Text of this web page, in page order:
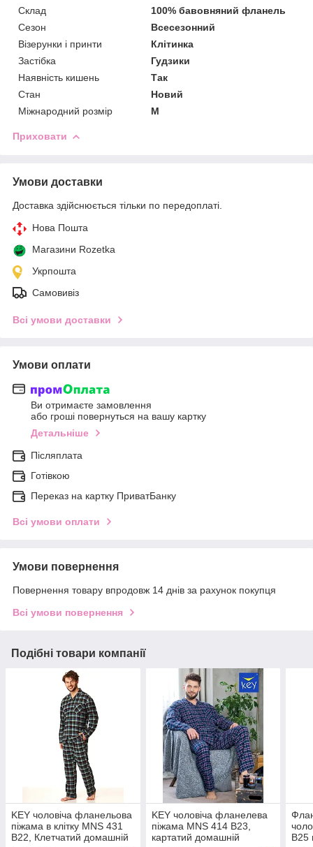
Склад
100% бавовняний фланель
Сезон
Всесезонний
Візерунки і принти
Клітинка
Застібка
Гудзики
Наявність кишень
Так
Стан
Новий
Міжнародний розмір
M
Приховати
Умови доставки
Доставка здійснюється тільки по передоплаті.
Нова Пошта
Магазини Rozetka
Укрпошта
Самовивіз
Всі умови доставки
Умови оплати
Ви отримаєте замовлення
або гроші повернуться на вашу картку
Детальніше
Післяплата
Готівкою
Переказ на картку ПриватБанку
Всі умови оплати
Умови повернення
Повернення товару впродовж 14 днів за рахунок покупця
Всі умови повернення
Подібні товари компанії
KEY чоловіча фланельова
піжама в клітку MNS 431
B22, Клетчатий домашній
KEY чоловіча фланелева
піжама MNS 414 B23,
картатий домашній
B25